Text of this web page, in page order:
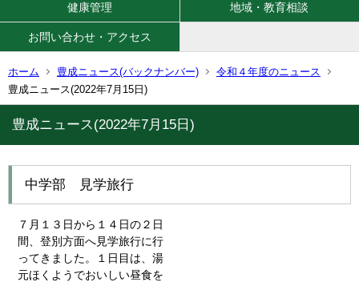
健康管理 地域・教育相談
お問い合わせ・アクセス
ホーム 豊成ニュース(バックナンバー)
令和４年度のニュース
豊成ニュース(2022年7月15日)
豊成ニュース(2022年7月15日)
中学部 見学旅行
７月１３日から１４日の２日
間、登別方面へ見学旅行に行
ってきました。１日目は、湯
元ほくようでおいしい昼食を